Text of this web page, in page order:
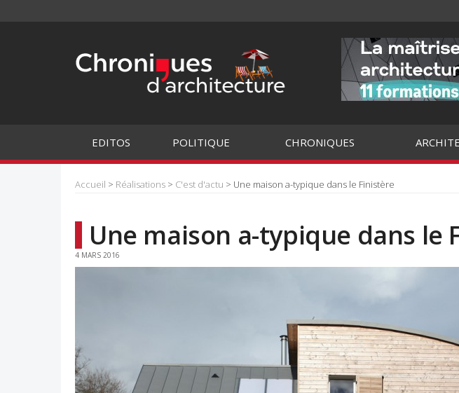
EDITOS POLITIQUE CHRONIQUES
Accueil > Réalisations > C'est d'actu > Une maison a-typique dans le Finistère
Une maison a-typique dans le
4 MARS 2016